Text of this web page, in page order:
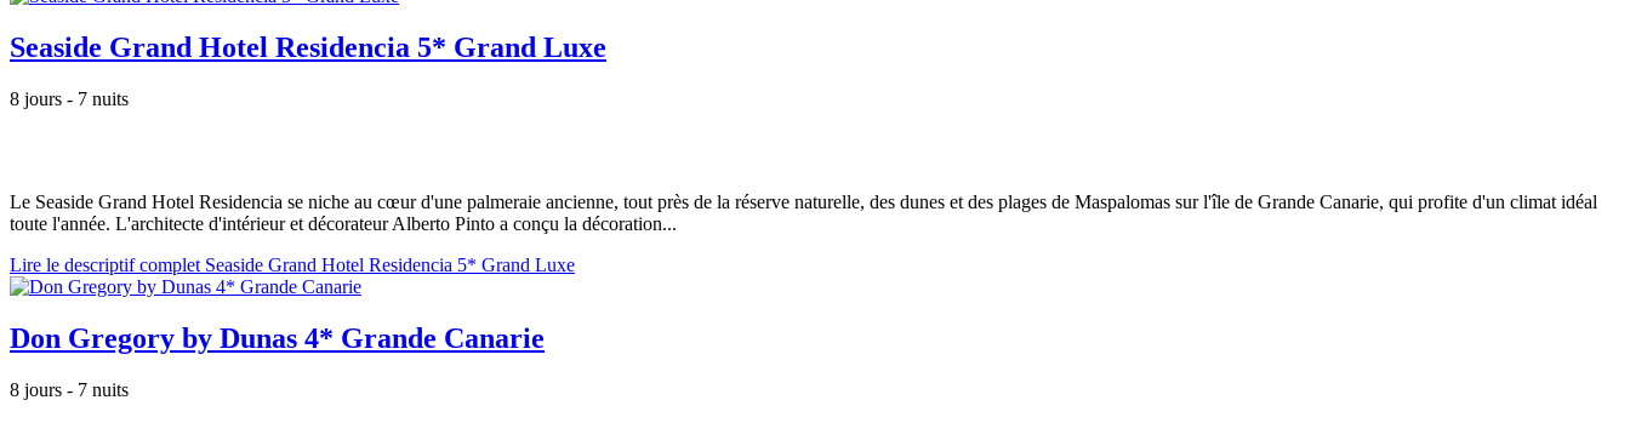
Seaside Grand Hotel Residencia 5* Grand Luxe
8 jours - 7 nuits
Le Seaside Grand Hotel Residencia se niche au cœur d'une palmeraie ancienne, tout près de la réserve naturelle, des dunes et des plages de Maspalomas sur l'île de Grande Canarie, qui profite d'un climat idéal
toute l'année. L'architecte d'intérieur et décorateur Alberto Pinto a conçu la décoration...
Lire le descriptif complet Seaside Grand Hotel Residencia 5* Grand Luxe
Don Gregory by Dunas 4* Grande Canarie
8 jours - 7 nuits